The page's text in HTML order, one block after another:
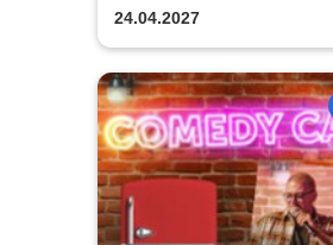
Lüdenscheid
24.04.2027